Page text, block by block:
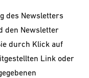
des Newsletters
den Newsletter
durch Klick auf
Link oder